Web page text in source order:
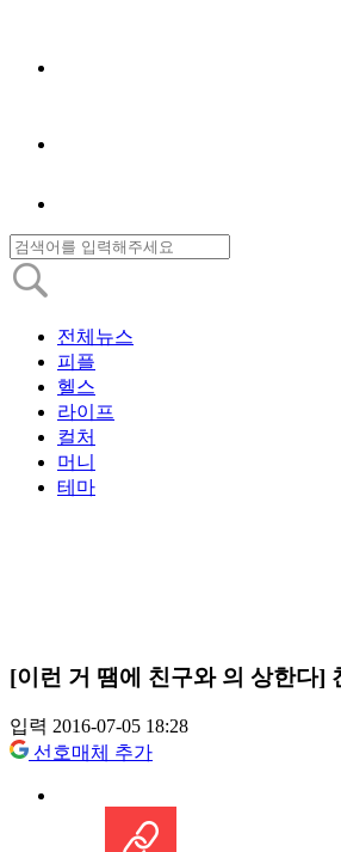
전체뉴스
피플
헬스
라이프
컬처
머니
테마
[이런 거 땜에 친구와 의 상한다]
입력 2016-07-05 18:28
선호매체 추가